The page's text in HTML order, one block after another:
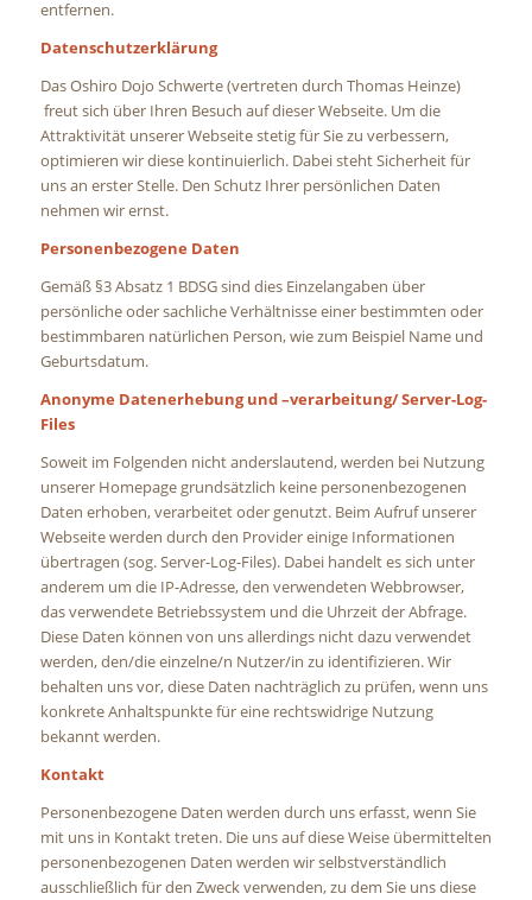
entfernen.
Datenschutzerklärung
Das Oshiro Dojo Schwerte (vertreten durch Thomas Heinze)
freut sich über Ihren Besuch auf dieser Webseite. Um die
Attraktivität unserer Webseite stetig für Sie zu verbessern,
optimieren wir diese kontinuierlich. Dabei steht Sicherheit für
uns an erster Stelle. Den Schutz Ihrer persönlichen Daten
nehmen wir ernst.
Personenbezogene Daten
Gemäß §3 Absatz 1 BDSG sind dies Einzelangaben über
persönliche oder sachliche Verhältnisse einer bestimmten oder
bestimmbaren natürlichen Person, wie zum Beispiel Name und
Geburtsdatum.
Anonyme Datenerhebung und –verarbeitung/ Server-Log-
Files
Soweit im Folgenden nicht anderslautend, werden bei Nutzung
unserer Homepage grundsätzlich keine personenbezogenen
Daten erhoben, verarbeitet oder genutzt. Beim Aufruf unserer
Webseite werden durch den Provider einige Informationen
übertragen (sog. Server-Log-Files). Dabei handelt es sich unter
anderem um die IP-Adresse, den verwendeten Webbrowser,
das verwendete Betriebssystem und die Uhrzeit der Abfrage.
Diese Daten können von uns allerdings nicht dazu verwendet
werden, den/die einzelne/n Nutzer/in zu identifizieren. Wir
behalten uns vor, diese Daten nachträglich zu prüfen, wenn uns
konkrete Anhaltspunkte für eine rechtswidrige Nutzung
bekannt werden.
Kontakt
Personenbezogene Daten werden durch uns erfasst, wenn Sie
mit uns in Kontakt treten. Die uns auf diese Weise übermittelten
personenbezogenen Daten werden wir selbstverständlich
ausschließlich für den Zweck verwenden, zu dem Sie uns diese